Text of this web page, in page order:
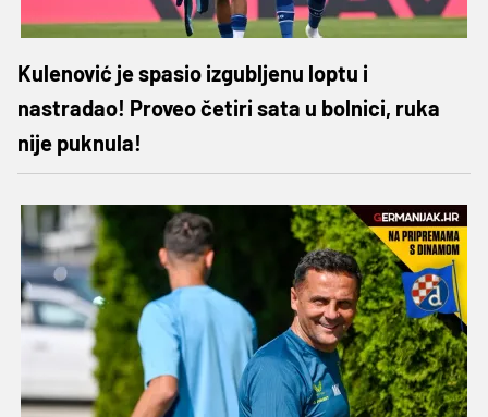
Kulenović je spasio izgubljenu loptu i
nastradao! Proveo četiri sata u bolnici, ruka
nije puknula!